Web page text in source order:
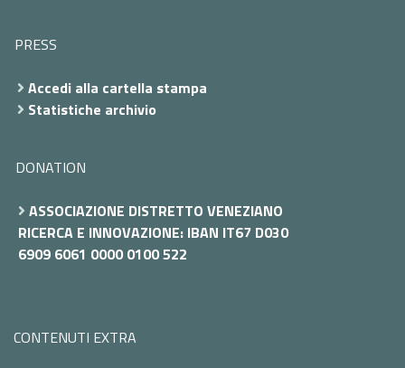
PRESS
Accedi alla cartella stampa
Statistiche archivio
DONATION
ASSOCIAZIONE DISTRETTO VENEZIANO
RICERCA E INNOVAZIONE: IBAN IT67 D030
6909 6061 0000 0100 522
CONTENUTI EXTRA